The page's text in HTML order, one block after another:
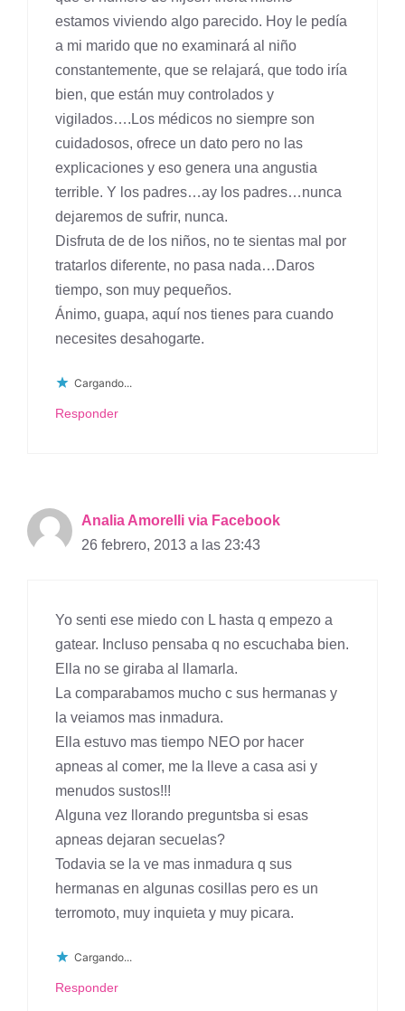
estamos viviendo algo parecido. Hoy le pedía
a mi marido que no examinará al niño
constantemente, que se relajará, que todo iría
bien, que están muy controlados y
vigilados….Los médicos no siempre son
cuidadosos, ofrece un dato pero no las
explicaciones y eso genera una angustia
terrible. Y los padres…ay los padres…nunca
dejaremos de sufrir, nunca.
Disfruta de de los niños, no te sientas mal por
tratarlos diferente, no pasa nada…Daros
tiempo, son muy pequeños.
Ánimo, guapa, aquí nos tienes para cuando
necesites desahogarte.
Cargando...
Responder
Analia Amorelli via Facebook
26 febrero, 2013 a las 23:43
Yo senti ese miedo con L hasta q empezo a
gatear. Incluso pensaba q no escuchaba bien.
Ella no se giraba al llamarla.
La comparabamos mucho c sus hermanas y
la veiamos mas inmadura.
Ella estuvo mas tiempo NEO por hacer
apneas al comer, me la lleve a casa asi y
menudos sustos!!!
Alguna vez llorando preguntsba si esas
apneas dejaran secuelas?
Todavia se la ve mas inmadura q sus
hermanas en algunas cosillas pero es un
terromoto, muy inquieta y muy picara.
Cargando...
Responder